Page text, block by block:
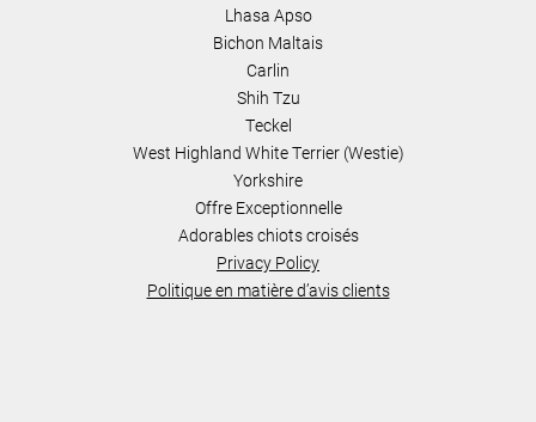
Lhasa Apso
Bichon Maltais
Carlin
Shih Tzu
Teckel
West Highland White Terrier (Westie)
Yorkshire
Offre Exceptionnelle
Adorables chiots croisés
Privacy Policy
Politique en matière d’avis clients